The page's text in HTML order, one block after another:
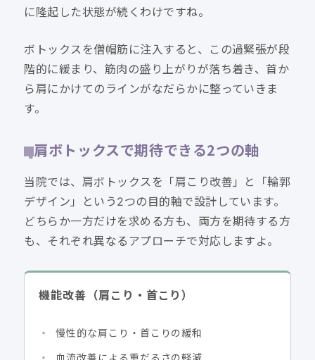
に隆起した状態が続くわけですね。
ボトックスを僧帽筋に注入すると、この過緊張が段
階的に緩まり、筋肉の盛り上がりが落ち着き、首か
ら肩にかけてのラインがなだらかに整っていきま
す。
肩ボトックスで期待できる2つの軸
当院では、肩ボトックスを「肩こり改善」と「輪郭
デザイン」という2つの目的軸で設計しています。
どちらか一方だけを求める方も、両方を期待する方
も、それぞれ異なるアプローチで対応しますよ。
機能改善（肩こり・首こり）
慢性的な肩こり・首こりの緩和
血流改善による重だるさの軽減